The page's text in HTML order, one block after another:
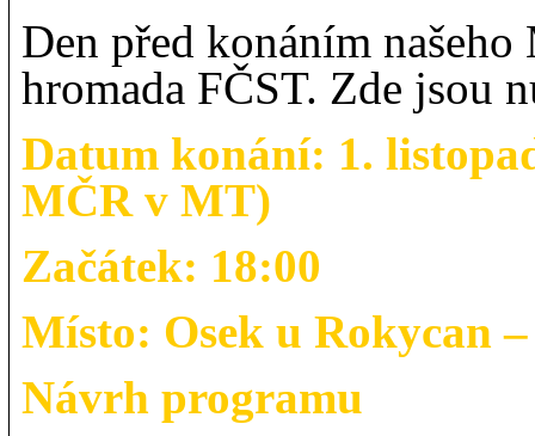
Den před konáním
hromada FČST. Zde jsou
Datum konání: 1.
MČR v MT)
Začátek: 18:00
Místo: Osek u Rokycan
Návrh programu